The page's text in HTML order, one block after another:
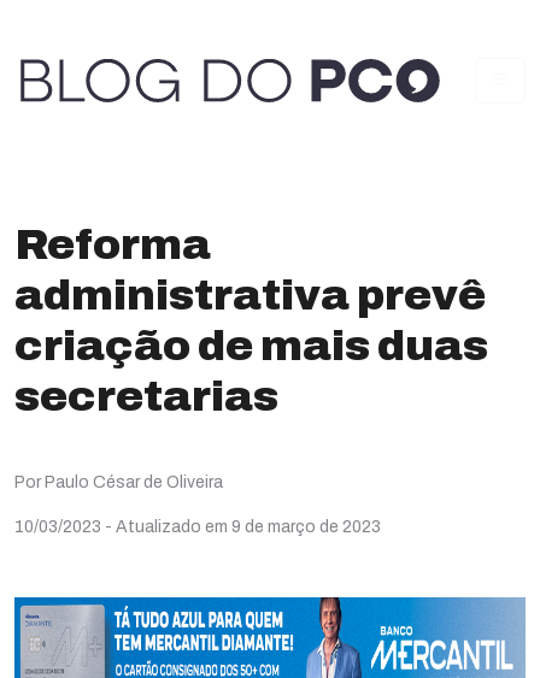
Reforma
administrativa prevê
criação de mais duas
secretarias
Por Paulo César de Oliveira
10/03/2023 - Atualizado em 9 de março de 2023